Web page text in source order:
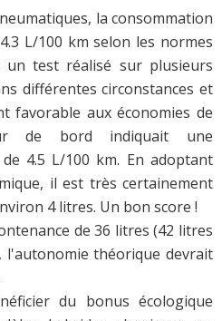
la consommation
L/100 km selon les normes
un test réalisé sur plusieurs
différentes circonstances et
favorable aux économies de
de bord indiquait une
4.5 L/100 km. En adoptant
il est très certainement
4 litres. Un bon score !
de 36 litres (42 litres
l'autonomie théorique devrait
du bonus écologique